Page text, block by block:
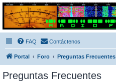
Radio Frecuencias
Foro de Radio Frecuencias
FAQ Contáctenos
Portal Foro Preguntas Frecuentes
Preguntas Frecuentes